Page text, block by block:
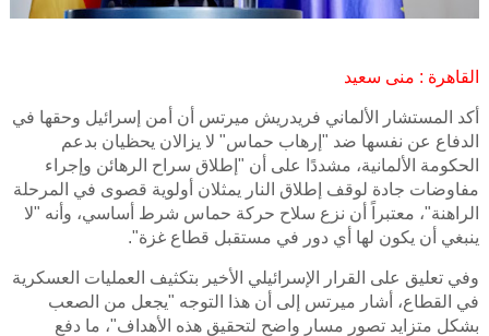
القاهرة : منى سعيد
أكد المستشار الألماني فريدريش ميرتس أن أمن إسرائيل وحقها في
الدفاع عن نفسها ضد "إرهاب حماس" لا يزالان يحظيان بدعم
الحكومة الألمانية، مشددًا على أن "إطلاق سراح الرهائن وإجراء
مفاوضات جادة لوقف إطلاق النار يمثلان أولوية قصوى في المرحلة
الراهنة"، معتبراً أن نزع سلاح حركة حماس شرط أساسي، وأنه "لا
ينبغي أن يكون لها أي دور في مستقبل قطاع غزة".
وفي تعليق على القرار الإسرائيلي الأخير بتكثيف العمليات العسكرية
في القطاع، أشار ميرتس إلى أن هذا التوجه "يجعل من الصعب
بشكل متزايد تصور مسار واضح لتحقيق هذه الأهداف"، ما دفع